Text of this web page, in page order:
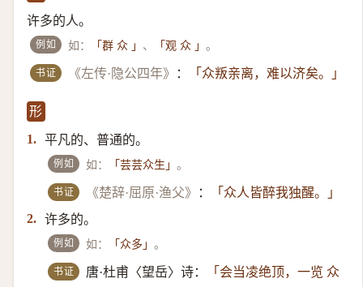
许多的人。
例如 如： 「群 众 」 、 「观 众 」。
书证 《左传·隐公四年》 ： 「众叛亲离，难以济矣。」
形
1. 平凡的、普通的。
例如 如： 「芸芸众生」。
书证 《楚辞·屈原·渔父》 ：
「众人皆醉我独醒。」
2. 许多的。
例如 如： 「众多」。
书证 唐·杜甫〈望岳〉诗：
「会当凌绝顶，一览 众